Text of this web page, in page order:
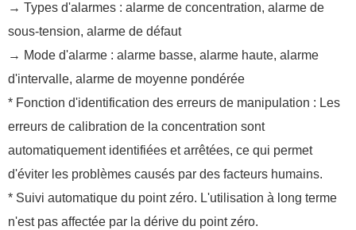
→ Types d'alarmes : alarme de concentration, alarme de
sous-tension, alarme de défaut
→ Mode d'alarme : alarme basse, alarme haute, alarme
d'intervalle, alarme de moyenne pondérée
* Fonction d'identification des erreurs de manipulation : Les
erreurs de calibration de la concentration sont
automatiquement identifiées et arrêtées, ce qui permet
d'éviter les problèmes causés par des facteurs humains.
* Suivi automatique du point zéro. L'utilisation à long terme
n'est pas affectée par la dérive du point zéro.